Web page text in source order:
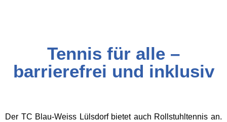
Tennis für alle –
barrierefrei und inklusiv
Der TC Blau-Weiss Lülsdorf bietet auch Rollstuhltennis an.